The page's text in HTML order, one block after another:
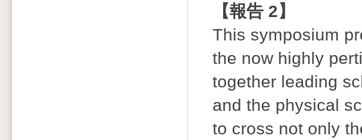
【報告 2】
This symposium
the now highly
together leading
and the physical
to cross not only